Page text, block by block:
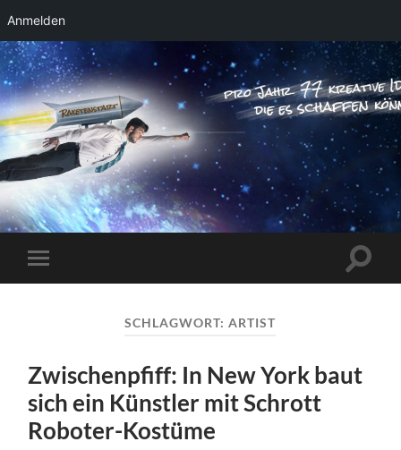
Anmelden
RAKETENSTART
Pro Jahr 77 kreative Ideen, die es schaffen
können ...
Mobile-
Menü
SCHLAGWORT:ARTIST
Zwischenpfiff: In New York baut
sich ein Künstler mit Schrott
Roboter-Kostüme